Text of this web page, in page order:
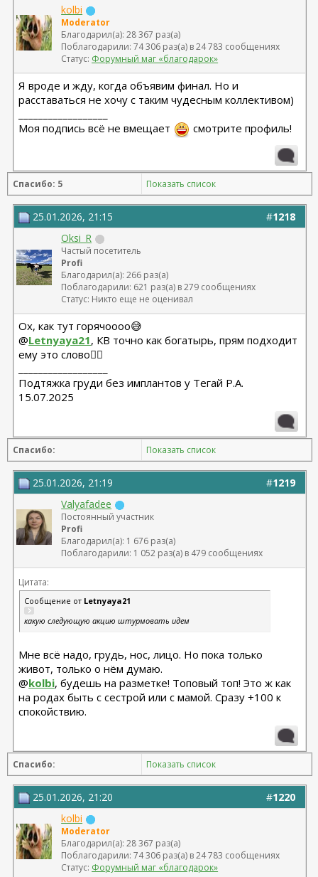
kolbi
Moderator
Благодарил(а): 28 367 раз(а)
Поблагодарили: 74 306 раз(а) в 24 783 сообщениях
Статус: Форумный маг «благодарок»
Я вроде и жду, когда объявим финал. Но и
расставаться не хочу с таким чудесным коллективом)
Моя подпись всё не вмещает
смотрите профиль!
Спасибо: 5 Показать список
#1218
25.01.2026, 21:15
Oksi_R
Частый посетитель
Profi
Благодарил(а): 266 раз(а)
Поблагодарили: 621 раз(а) в 279 сообщениях
Статус: Никто еще не оценивал
Ох, как тут горячоооо😅
@Letnyaya21, КВ точно как богатырь, прям подходит
ему это слово👍🏻
Подтяжка груди без имплантов у Тегай Р.А.
15.07.2025
Спасибо: Показать список
#1219
25.01.2026, 21:19
Valyafadee
Постоянный участник
Profi
Благодарил(а): 1 676 раз(а)
Поблагодарили: 1 052 раз(а) в 479 сообщениях
Цитата:
Сообщение от Letnyaya21
какую следующую акцию штурмовать идем
Мне всё надо, грудь, нос, лицо. Но пока только
живот, только о нём думаю.
@kolbi, будешь на разметке! Топовый топ! Это ж как
на родах быть с сестрой или с мамой. Сразу +100 к
спокойствию.
Спасибо: Показать список
#1220
25.01.2026, 21:20
kolbi
Moderator
Благодарил(а): 28 367 раз(а)
Поблагодарили: 74 306 раз(а) в 24 783 сообщениях
Статус: Форумный маг «благодарок»